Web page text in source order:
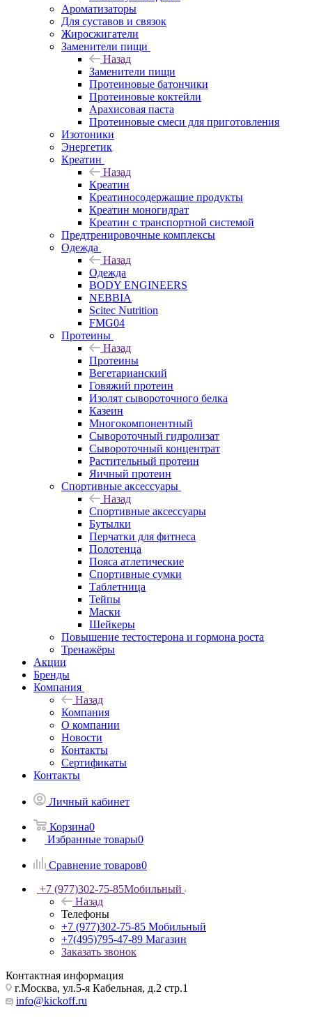
Ароматизаторы
Для суставов и связок
Жиросжигатели
Заменители пищи
Назад
Заменители пищи
Протеиновые батончики
Протеиновые коктейли
Арахисовая паста
Протеиновые смеси для приготовления
Изотоники
Энергетик
Креатин
Назад
Креатин
Креатиносодержащие продукты
Креатин моногидрат
Креатин с транспортной системой
Предтренировочные комплексы
Одежда
Назад
Одежда
BODY ENGINEERS
NEBBIA
Scitec Nutrition
FMG04
Протеины
Назад
Протеины
Вегетарианский
Говяжий протеин
Изолят сывороточного белка
Казеин
Многокомпонентный
Сывороточный гидролизат
Сывороточный концентрат
Растительный протеин
Яичный протеин
Спортивные аксессуары
Назад
Спортивные аксессуары
Бутылки
Перчатки для фитнеса
Полотенца
Пояса атлетические
Спортивные сумки
Таблетница
Тейпы
Маски
Шейкеры
Повышение тестостерона и гормона роста
Тренажёры
Акции
Бренды
Компания
Назад
Компания
О компании
Новости
Контакты
Сертификаты
Контакты
Личный кабинет
Корзина0
Избранные товары0
Сравнение товаров0
+7 (977)302-75-85Мобильный
Назад
Телефоны
+7 (977)302-75-85 Мобильный
+7(495)795-47-89 Магазин
Заказать звонок
Контактная информация
г.Москва, ул.5-я Кабельная, д.2 стр.1
info@kickoff.ru